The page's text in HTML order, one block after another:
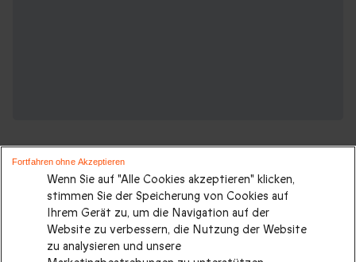
Suchen Sie ein originelles geschenk?
Weitere Geschenkideen ansehen:
Wenn Sie auf "Alle Cookies akzeptieren" klicken,
stimmen Sie der Speicherung von Cookies auf
Ihrem Gerät zu, um die Navigation auf der
Website zu verbessern, die Nutzung der Website
zu analysieren und unsere
Fortfahren ohne Akzeptieren